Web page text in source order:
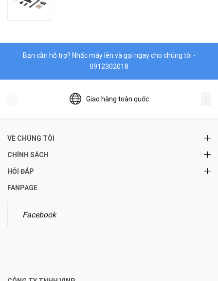
Bạn cần hỗ trợ? Nhấc máy lên và gọi ngay cho chúng tôi -
0912302018
Giao hàng toàn quốc
VỀ CHÚNG TÔI
CHÍNH SÁCH
HỎI ĐÁP
FANPAGE
Facebook